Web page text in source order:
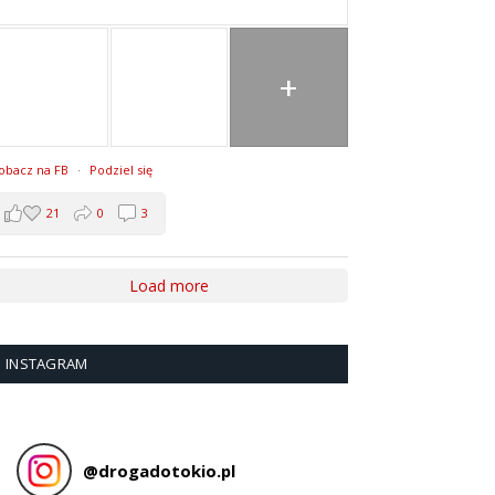
+
na FB · Podziel się
21 0 3
Load more
INSTAGRAM
@drogadotokio.pl